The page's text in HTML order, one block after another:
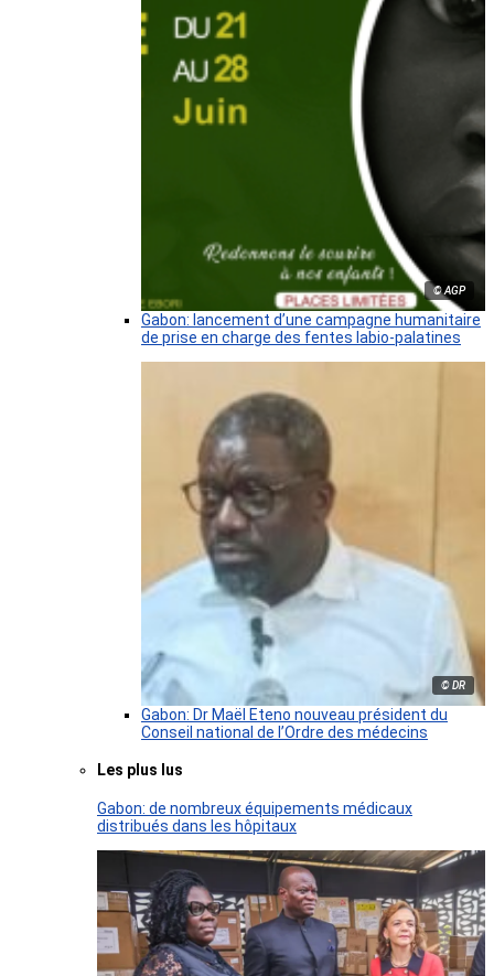
© AGP
Gabon: lancement d’une campagne humanitaire
de prise en charge des fentes labio-palatines
© DR
Gabon: Dr Maël Eteno nouveau président du
Conseil national de l’Ordre des médecins
Les plus lus
Gabon: de nombreux équipements médicaux
distribués dans les hôpitaux